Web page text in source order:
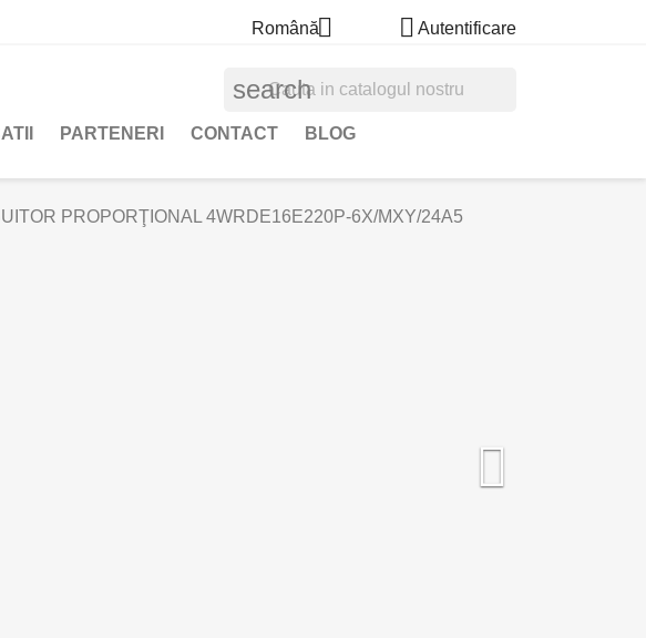
Română  Autentificare
search
PARTENERI CONTACT BLOG
PROPORŢIONAL 4WRDE16E220P-6X/MXY/24A5
